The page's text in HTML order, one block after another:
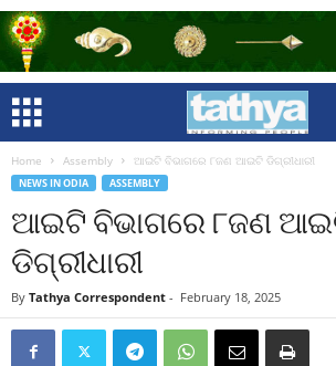
Home Assembly ଆଇଟି ବିଭାଗରେ ୮ଜଣ ଆଇଟି ଡିଗ୍ରୀଧାରୀ
NEWS IN ODIA ASSEMBLY
ଆଇଟି ବିଭାଗରେ ୮ଜଣ
ଡିଗ୍ରୀଧାରୀ
By Tathya Correspondent - February 18, 2025